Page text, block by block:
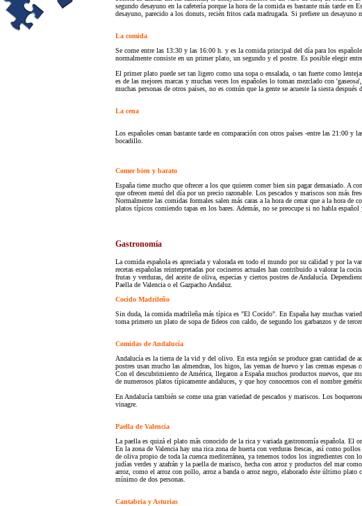
segundo desayuno en la cafetería porque la hora de la comida es bastante más tarde
desayuno, parecido a los donuts, recién fritos cada madrugada. Si prefiere un
La comida
Se come entre las 13:30 y las 16:00 h. y es la comida principal del día para los
normalmente consiste en un primer plato, un segundo y el postre. Es posible elegir
El primer plato puede ser tan ligero como una sopa o ensalada, o tan fuerte como
es de las mejores marcas y muchas veces los españoles lo toman mezclado con
muchas personas de otros países, no es común que la gente se acueste la siesta después
La cena
Los españoles cenan bastante tarde en comparación con otros países -entre las 21:00
bocadillo.
Comer bien y barato
España tiene mucho que ofrecer a los que quieren comer bien sin pagar demasiado. A
que ofrecen menú del día por un precio razonable. Los pescados y mariscos son más
Normalmente las comidas formales salen más caras a la hora de cenar que a la hora
platos típicos comiendo tapas en los bares. Además, no se preocupe si no habla
Gastronomía
La comida española es apreciada y valorada en todo el mundo por su calidad y por la
recetas españolas reinterpretadas por cocineros actuales han contribuido a valorar la
frutas y verduras, del aceite de oliva, especias y ciertos postres de Andalucía.
Paella de Valencia o el Gazpacho Andaluz.
Cocido Madrileño
Sin duda, la comida madrileña más típica es "El Cocido". En España hay muchas
toma primero un plato de sopa de fideos con caldo, de segundo los garbanzos y de
Comidas de Andalucía
Andalucía es la tierra de la vid y del olivo. En esta región se produce gran cantidad de
postres usan mucho las almendras, los higos, las yemas de huevo y las cremas
Con el descubrimiento de América, llegaron a España muchos productos nuevos, que
de numerosos platos típicamente andaluces, y que hoy conocemos con el nombre
En Andalucía también se come una gran variedad de pescados y mariscos. Los
vinagre.
Paella de Valencia
La paella es quizá el plato más conocido de la rica y variada gastronomía española. El
En la zona de Valencia hay una rica zona de huerta con verduras frescas, así como
de oliva propio de toda la cuenca mediterránea, ya tenemos todos los ingredientes con
judías verdes y azafrán y la paella de marisco, hecha con arroz y productos del mar
arroz, como el arroz con pollo, arroz a banda o arroz negro, elaborado éste último plato
mínimo de dos personas.
Cantabria y Asturias